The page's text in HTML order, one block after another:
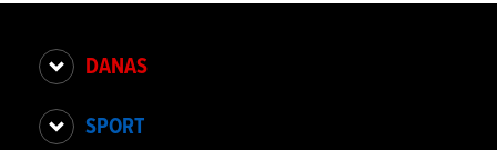
DANAS
SPORT